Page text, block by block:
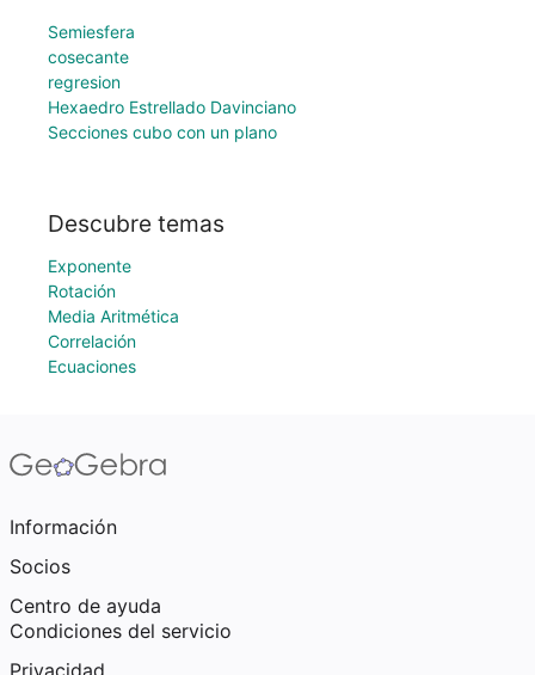
Semiesfera
cosecante
regresion
Hexaedro Estrellado Davinciano
Secciones cubo con un plano
Descubre temas
Exponente
Rotación
Media Aritmética
Correlación
Ecuaciones
Información
Socios
Centro de ayuda
Condiciones del servicio
Privacidad